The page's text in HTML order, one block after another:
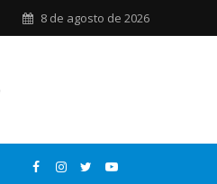
8 de agosto de 2026